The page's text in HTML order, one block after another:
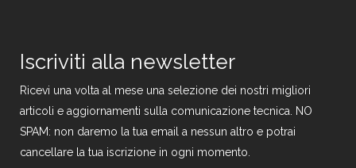
Iscriviti alla newsletter
Ricevi una volta al mese una selezione dei nostri migliori
articoli e aggiornamenti sulla comunicazione tecnica. NO
SPAM: non daremo la tua email a nessun altro e potrai
cancellare la tua iscrizione in ogni momento.